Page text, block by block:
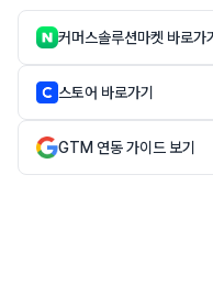
커머스솔루션마켓 바로가기
스토어 바로가기
GTM 연동 가이드 보기